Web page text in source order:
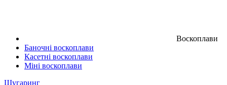
Воскоплави
Баночні воскоплави
Касетні воскоплави
Міні воскоплави
Шугаринг